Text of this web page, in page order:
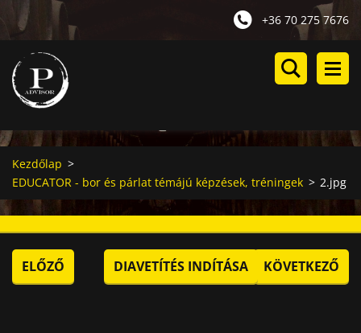
+36 70 275 7676
Kezdőlap >
EDUCATOR - bor és párlat témájú képzések, tréningek > 2.jpg
ELŐZŐ DIAVETÍTÉS INDÍTÁSA KÖVETKEZŐ